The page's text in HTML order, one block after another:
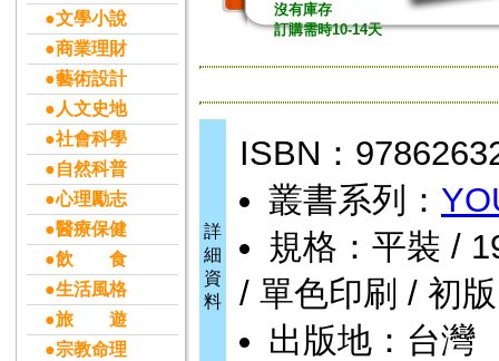
●文學小說
●商業理財
●藝術設計
●人文史地
●社會科學
●自然科普
●心理勵志
●醫療保健
●飲 食
●生活風格
●旅 遊
●宗教命理
沒有庫存
訂購需時10-14天
詳
細
資
料
ISBN：
叢書系列：
規格：平裝 /
/ 單色印刷 / 初版
出版地：台灣